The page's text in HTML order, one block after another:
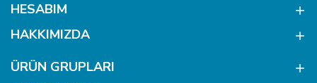
HESABIM
HAKKIMIZDA
ÜRÜN GRUPLARI